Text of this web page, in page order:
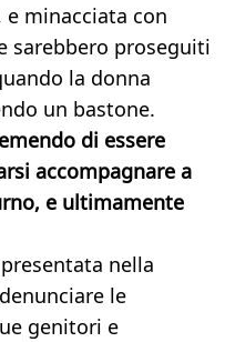
e minacciata con
sarebbero proseguiti
la donna
un bastone.
di essere
accompagnare a
e ultimamente
nella
le
genitori e